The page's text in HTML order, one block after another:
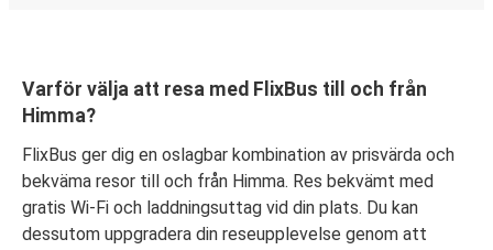
Varför välja att resa med FlixBus till och från
Himma?
FlixBus ger dig en oslagbar kombination av prisvärda och
bekväma resor till och från Himma. Res bekvämt med
gratis Wi-Fi och laddningsuttag vid din plats. Du kan
dessutom uppgradera din reseupplevelse genom att